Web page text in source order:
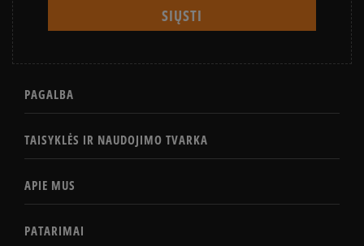
PAGALBA
TAISYKLĖS IR NAUDOJIMO TVARKA
APIE MUS
PATARIMAI